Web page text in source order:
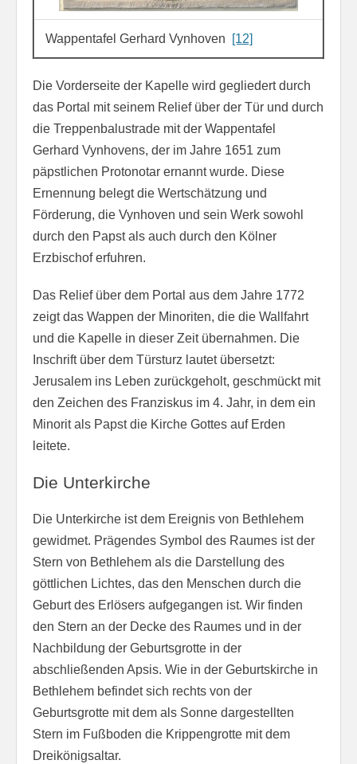
Wappentafel Gerhard Vynhoven [12]
Die Vorderseite der Kapelle wird gegliedert durch
das Portal mit seinem Relief über der Tür und durch
die Treppenbalustrade mit der Wappentafel
Gerhard Vynhovens, der im Jahre 1651 zum
päpstlichen Protonotar ernannt wurde. Diese
Ernennung belegt die Wertschätzung und
Förderung, die Vynhoven und sein Werk sowohl
durch den Papst als auch durch den Kölner
Erzbischof erfuhren.
Das Relief über dem Portal aus dem Jahre 1772
zeigt das Wappen der Minoriten, die die Wallfahrt
und die Kapelle in dieser Zeit übernahmen. Die
Inschrift über dem Türsturz lautet übersetzt:
Jerusalem ins Leben zurückgeholt, geschmückt mit
den Zeichen des Franziskus im 4. Jahr, in dem ein
Minorit als Papst die Kirche Gottes auf Erden
leitete.
Die Unterkirche
Die Unterkirche ist dem Ereignis von Bethlehem
gewidmet. Prägendes Symbol des Raumes ist der
Stern von Bethlehem als die Darstellung des
göttlichen Lichtes, das den Menschen durch die
Geburt des Erlösers aufgegangen ist. Wir finden
den Stern an der Decke des Raumes und in der
Nachbildung der Geburtsgrotte in der
abschließenden Apsis. Wie in der Geburtskirche in
Bethlehem befindet sich rechts von der
Geburtsgrotte mit dem als Sonne dargestellten
Stern im Fußboden die Krippengrotte mit dem
Dreikönigsaltar.